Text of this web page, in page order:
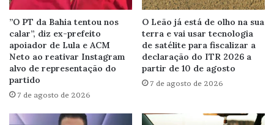
”O PT da Bahia tentou nos
calar”, diz ex-prefeito
apoiador de Lula e ACM
Neto ao reativar Instagram
alvo de representação do
partido
7 de agosto de 2026
O Leão já está de olho na sua
terra e vai usar tecnologia
de satélite para fiscalizar a
declaração do ITR 2026 a
partir de 10 de agosto
7 de agosto de 2026